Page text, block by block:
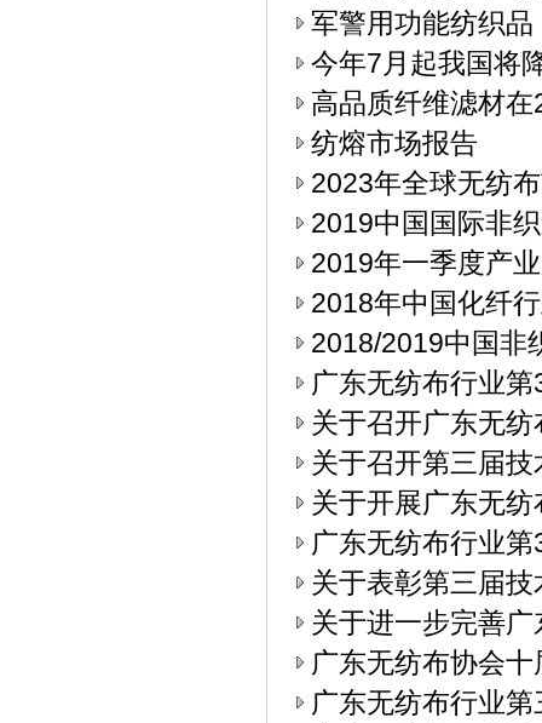
军警用功能纺织品
今年7月起我国将
高品质纤维滤材
纺熔市场报告
2023年全球无纺
2019中国国际非
2019年一季度产
2018年中国化纤
2018/2019中国非
广东无纺布行业
关于召开广东无
关于召开第三届
关于开展广东无
广东无纺布行业
关于表彰第三届
关于进一步完善
广东无纺布协会
广东无纺布行业